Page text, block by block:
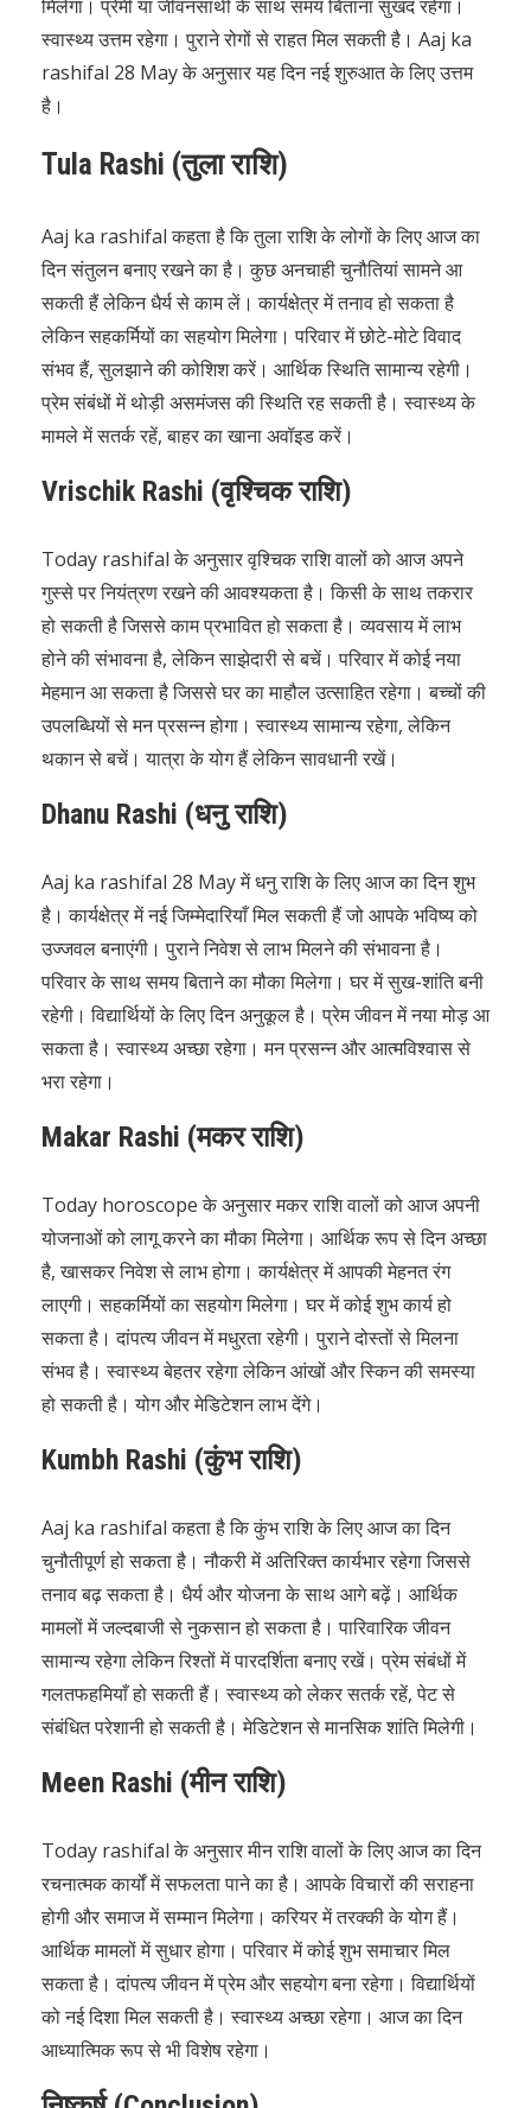
मिलेगा। प्रेमी या जीवनसाथी के साथ समय बिताना सुखद रहेगा।
स्वास्थ्य उत्तम रहेगा। पुराने रोगों से राहत मिल सकती है। Aaj ka
rashifal 28 May के अनुसार यह दिन नई शुरुआत के लिए उत्तम
है।
Tula Rashi (तुला राशि)
Aaj ka rashifal कहता है कि तुला राशि के लोगों के लिए आज का
दिन संतुलन बनाए रखने का है। कुछ अनचाही चुनौतियां सामने आ
सकती हैं लेकिन धैर्य से काम लें। कार्यक्षेत्र में तनाव हो सकता है
लेकिन सहकर्मियों का सहयोग मिलेगा। परिवार में छोटे-मोटे विवाद
संभव हैं, सुलझाने की कोशिश करें। आर्थिक स्थिति सामान्य रहेगी।
प्रेम संबंधों में थोड़ी असमंजस की स्थिति रह सकती है। स्वास्थ्य के
मामले में सतर्क रहें, बाहर का खाना अवॉइड करें।
Vrischik Rashi (वृश्चिक राशि)
Today rashifal के अनुसार वृश्चिक राशि वालों को आज अपने
गुस्से पर नियंत्रण रखने की आवश्यकता है। किसी के साथ तकरार
हो सकती है जिससे काम प्रभावित हो सकता है। व्यवसाय में लाभ
होने की संभावना है, लेकिन साझेदारी से बचें। परिवार में कोई नया
मेहमान आ सकता है जिससे घर का माहौल उत्साहित रहेगा। बच्चों की
उपलब्धियों से मन प्रसन्न होगा। स्वास्थ्य सामान्य रहेगा, लेकिन
थकान से बचें। यात्रा के योग हैं लेकिन सावधानी रखें।
Dhanu Rashi (धनु राशि)
Aaj ka rashifal 28 May में धनु राशि के लिए आज का दिन शुभ
है। कार्यक्षेत्र में नई जिम्मेदारियाँ मिल सकती हैं जो आपके भविष्य को
उज्जवल बनाएंगी। पुराने निवेश से लाभ मिलने की संभावना है।
परिवार के साथ समय बिताने का मौका मिलेगा। घर में सुख-शांति बनी
रहेगी। विद्यार्थियों के लिए दिन अनुकूल है। प्रेम जीवन में नया मोड़ आ
सकता है। स्वास्थ्य अच्छा रहेगा। मन प्रसन्न और आत्मविश्वास से
भरा रहेगा।
Makar Rashi (मकर राशि)
Today horoscope के अनुसार मकर राशि वालों को आज अपनी
योजनाओं को लागू करने का मौका मिलेगा। आर्थिक रूप से दिन अच्छा
है, खासकर निवेश से लाभ होगा। कार्यक्षेत्र में आपकी मेहनत रंग
लाएगी। सहकर्मियों का सहयोग मिलेगा। घर में कोई शुभ कार्य हो
सकता है। दांपत्य जीवन में मधुरता रहेगी। पुराने दोस्तों से मिलना
संभव है। स्वास्थ्य बेहतर रहेगा लेकिन आंखों और स्किन की समस्या
हो सकती है। योग और मेडिटेशन लाभ देंगे।
Kumbh Rashi (कुंभ राशि)
Aaj ka rashifal कहता है कि कुंभ राशि के लिए आज का दिन
चुनौतीपूर्ण हो सकता है। नौकरी में अतिरिक्त कार्यभार रहेगा जिससे
तनाव बढ़ सकता है। धैर्य और योजना के साथ आगे बढ़ें। आर्थिक
मामलों में जल्दबाजी से नुकसान हो सकता है। पारिवारिक जीवन
सामान्य रहेगा लेकिन रिश्तों में पारदर्शिता बनाए रखें। प्रेम संबंधों में
गलतफहमियाँ हो सकती हैं। स्वास्थ्य को लेकर सतर्क रहें, पेट से
संबंधित परेशानी हो सकती है। मेडिटेशन से मानसिक शांति मिलेगी।
Meen Rashi (मीन राशि)
Today rashifal के अनुसार मीन राशि वालों के लिए आज का दिन
रचनात्मक कार्यों में सफलता पाने का है। आपके विचारों की सराहना
होगी और समाज में सम्मान मिलेगा। करियर में तरक्की के योग हैं।
आर्थिक मामलों में सुधार होगा। परिवार में कोई शुभ समाचार मिल
सकता है। दांपत्य जीवन में प्रेम और सहयोग बना रहेगा। विद्यार्थियों
को नई दिशा मिल सकती है। स्वास्थ्य अच्छा रहेगा। आज का दिन
आध्यात्मिक रूप से भी विशेष रहेगा।